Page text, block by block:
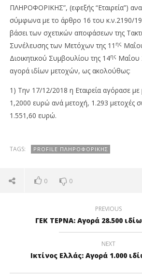
Profile: Αγορά 1.293 ιδίων μετοχών
18/12/2018
ΠΛΗΡΟΦΟΡΙΚΗΣ”, (εφεξής “Εταιρεία”)
σύμφωνα με το άρθρο 16 του κ.ν.2190/
βάσει των σχετικών αποφάσεων της
Συνέλευσης των Μετόχων της 11 ης
Διοικητικού Συμβουλίου της 14ης Μαΐου
αγορά ιδίων μετοχών, ως ακολούθως:
1) Την 17/12/2018 η Εταιρεία αγόρασε με
1,2000 ευρώ ανά μετοχή, 1.293 μετοχές
1.551,60 ευρώ.
TAGS: PROFILE ΠΛΗΡΟΦΟΡΙΚΉΣ
0 0
PREVIOUS
ΓΕΚ ΤΕΡΝΑ: Αγορά 28.500
NEXT
Ικτίνος Ελλάς: Αγορά 1.000